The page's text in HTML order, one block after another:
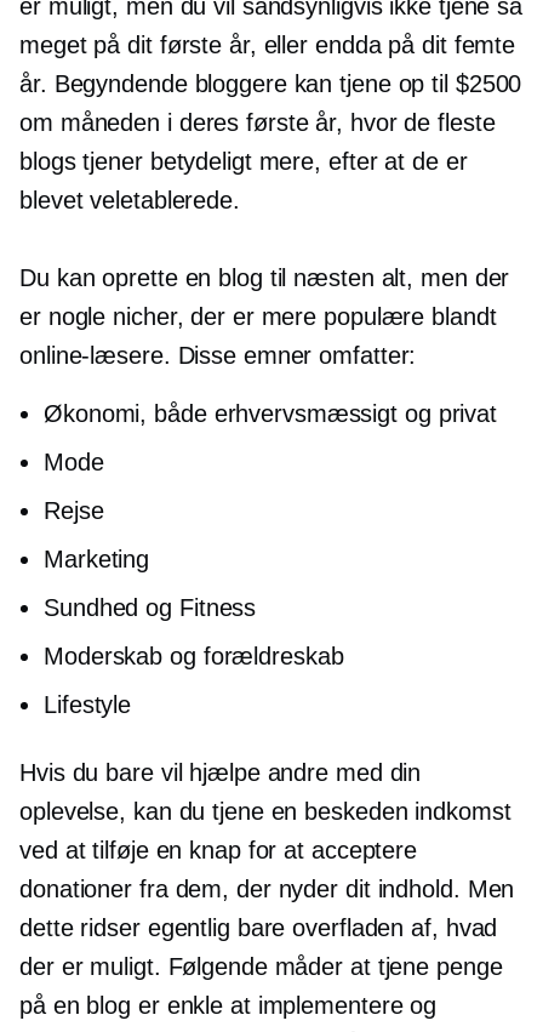
er muligt, men du vil sandsynligvis ikke tjene så
meget på dit første år, eller endda på dit femte
år. Begyndende bloggere kan tjene op til $2500
om måneden i deres første år, hvor de fleste
blogs tjener betydeligt mere, efter at de er
blevet veletablerede.
Du kan oprette en blog til næsten alt, men der
er nogle nicher, der er mere populære blandt
online-læsere. Disse emner omfatter:
Økonomi, både erhvervsmæssigt og privat
Mode
Rejse
Marketing
Sundhed og Fitness
Moderskab og forældreskab
Lifestyle
Hvis du bare vil hjælpe andre med din
oplevelse, kan du tjene en beskeden indkomst
ved at tilføje en knap for at acceptere
donationer fra dem, der nyder dit indhold. Men
dette ridser egentlig bare overfladen af, hvad
der er muligt. Følgende måder at tjene penge
på en blog er enkle at implementere og